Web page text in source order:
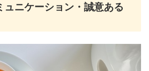
ュニケーション・誠意ある